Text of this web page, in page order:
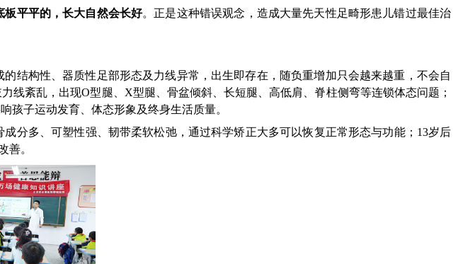
板平平的，长大自然会长好。正是这种错误观念，造成大量先天性足畸形患儿错过最佳治
结构性、器质性足部形态及力线异常，出生即存在，随负重增加只会越来越重，不会自
紊乱，出现O型腿、X型腿、骨盆倾斜、长短腿、高低肩、脊柱侧弯等连锁体态问题；
孩子运动发育、体态形象及终身生活质量。
分多、可塑性强、韧带柔软松弛，通过科学矫正大多可以恢复正常形态与功能；13岁后
善。